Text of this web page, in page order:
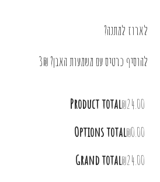
לארוז למתנה?
להוסיף כרטיס עם משמעות האבן? 3₪
Product total₪24.00
Options total₪0.00
Grand total₪24.00